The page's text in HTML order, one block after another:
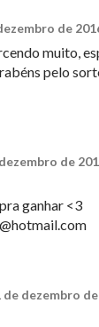
de
muito,
pelo
de
ganhar <3
de dezembro